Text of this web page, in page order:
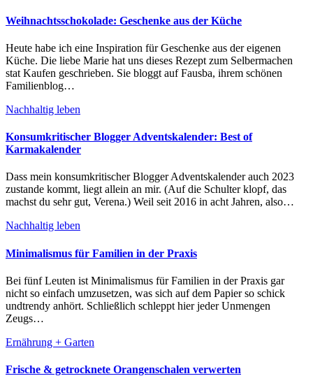
Weihnachtsschokolade: Geschenke aus der Küche
Heute habe ich eine Inspiration für Geschenke aus der eigenen
Küche. Die liebe Marie hat uns dieses Rezept zum Selbermachen
stat Kaufen geschrieben. Sie bloggt auf Fausba, ihrem schönen
Familienblog…
Nachhaltig leben
Konsumkritischer Blogger Adventskalender: Best of
Karmakalender
Dass mein konsumkritischer Blogger Adventskalender auch 2023
zustande kommt, liegt allein an mir. (Auf die Schulter klopf, das
machst du sehr gut, Verena.) Weil seit 2016 in acht Jahren, also…
Nachhaltig leben
Minimalismus für Familien in der Praxis
Bei fünf Leuten ist Minimalismus für Familien in der Praxis gar
nicht so einfach umzusetzen, was sich auf dem Papier so schick
undtrendy anhört. Schließlich schleppt hier jeder Unmengen
Zeugs…
Ernährung + Garten
Frische & getrocknete Orangenschalen verwerten